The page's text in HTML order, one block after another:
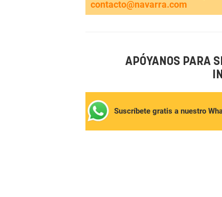
contacto@navarra.com
APÓYANOS PARA
Suscríbete gratis a nuestro